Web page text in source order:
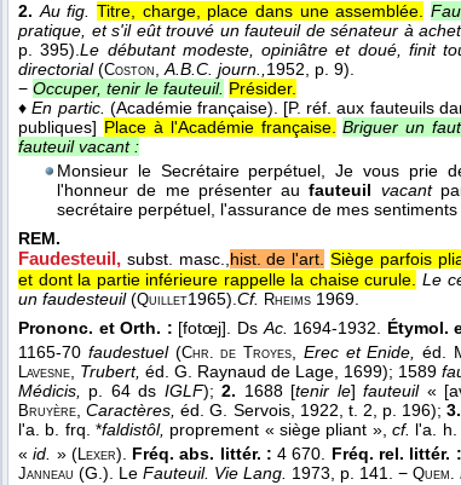
2. Au fig. Titre, charge, place dans une assemblée.
pratique, et s'il eût trouvé un fauteuil de sénateur à
p. 395).Le débutant modeste, opiniâtre et doué, finit
directorial(Coston,A.B.C. journ.,1952, p. 9).
− Occuper, tenir le fauteuil. Présider.
♦En partic. (Académie française). [P. réf. aux fauteuils
publiques] Place à l'Académie française. Briguer un
fauteuil vacant :
Monsieur le Secrétaire perpétuel, Je vous prie
l'honneur de me présenter aufauteuil vacant
secrétaire perpétuel, l'assurance de mes
REM.
Faudesteuil, subst. masc.,hist. de l'art. Siège parfois
et dont la partie inférieure rappelle la chaise curule. Le
un faudesteuil(Quillet1965).Cf. Rheims 1969.
Prononc. et Orth. : [fotœj]. DsAc. 1694-1932. Étymol.
1165-70 faudestuel(Chr. de Troyes Erec et Enide, éd.
Lavesne
Trubert, éd. G. Raynaud de Lage, 1699); 1589
Médicis,
p. 64 ds IGLF);2. 1688 [tenir le]fauteuil«
Bruyère ,Caractères, éd. G. Servois, 1922, t. 2, p. 196);3.
l'a. b. frq. *faldistôl, proprement « siège pliant », cf. l'a.
«id. » (Lexer). Fréq. abs. littér. : 4 670. Fréq. rel. littér. :
Janneau (G.). Le Fauteuil. Vie Lang. 1973, p. 141. − Quem.